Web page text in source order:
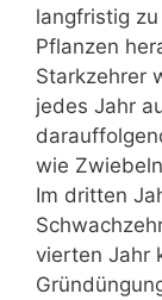
langfristig
Pflanzen
Starkzehrer
jedes Jahr
wie
Im dritten
vierten Jahr